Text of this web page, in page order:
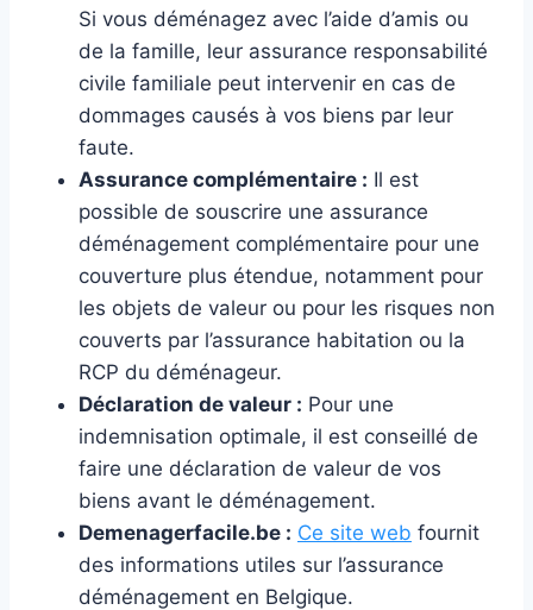
Si vous déménagez avec l’aide d’amis ou
de la famille, leur assurance responsabilité
civile familiale peut intervenir en cas de
dommages causés à vos biens par leur
faute.
Assurance complémentaire : Il est
possible de souscrire une assurance
déménagement complémentaire pour une
couverture plus étendue, notamment pour
les objets de valeur ou pour les risques non
couverts par l’assurance habitation ou la
RCP du déménageur.
Déclaration de valeur : Pour une
indemnisation optimale, il est conseillé de
faire une déclaration de valeur de vos
biens avant le déménagement.
Demenagerfacile.be : Ce site web fournit
des informations utiles sur l’assurance
déménagement en Belgique.